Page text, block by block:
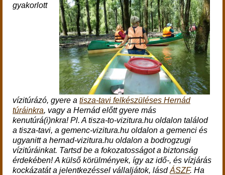
gyakorlott
vízitúrázó, gyere a tisza-tavi felkészüléses Hernád
túráinkra, vagya Hernád előtt gyere más
kenutúrá(i)nkra! Pl. A tisza-to-vizitura.hu oldalon találod
a tisza-tavi, a gemenc-vizitura.hu oldalon a gemenci és
ugyanitt a hernad-vizitura.hu oldalon a bodrogzugi
vízitúráinkat. Tartsd be a fokozatosságot a biztonság
érdekében!A külső körülmények, így az idő-, és vízjárás
kockázatát a jelentkezéssel vállaljátok, lásdÁSZF. Ha